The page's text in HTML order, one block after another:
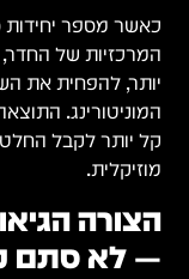
המרכזיות של החדר,
יותר, להפחית את
המוניטורינג.
קל יותר לקבל
מוזיקלית.
— לא סתם